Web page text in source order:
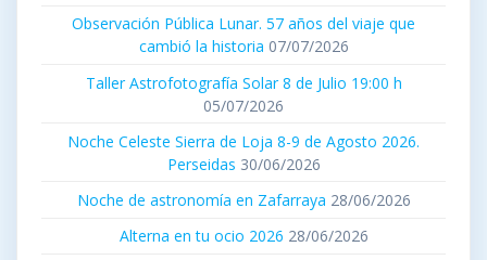
Observación Pública Lunar. 57 años del viaje que
cambió la historia 07/07/2026
Taller Astrofotografía Solar 8 de Julio 19:00 h
05/07/2026
Noche Celeste Sierra de Loja 8-9 de Agosto 2026.
Perseidas 30/06/2026
Noche de astronomía en Zafarraya 28/06/2026
Alterna en tu ocio 2026 28/06/2026